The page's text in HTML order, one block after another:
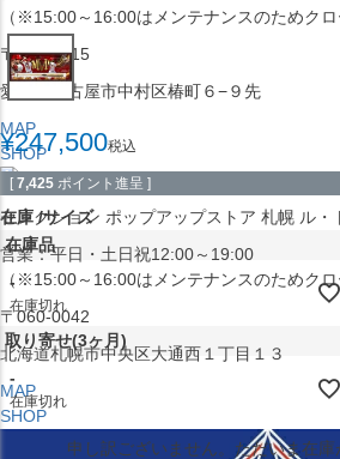
（※15:00～16:00はメンテナンスのためクロ
〒453-0015
愛知県名古屋市中村区椿町６−９先
MAP
SHOP
セレクション ポップアップストア 札幌 ル・
営業：平日・土日祝12:00～19:00
（※15:00～16:00はメンテナンスのためク
〒060-0042
北海道札幌市中央区大通西１丁目１３
MAP
SHOP
¥247,500税込
[ 7,425 ポイント進呈 ]
在庫 サイズ
在庫品
-
在庫切れ
取り寄せ(3ヶ月)
-
在庫切れ
申し訳ございません。ただいま在庫